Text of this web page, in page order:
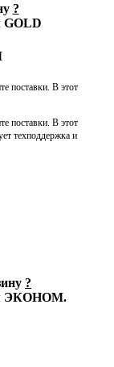
?
GOLD
поставки. В этот
поставки. В этот
техподдержка и
?
ЭКОНОМ.